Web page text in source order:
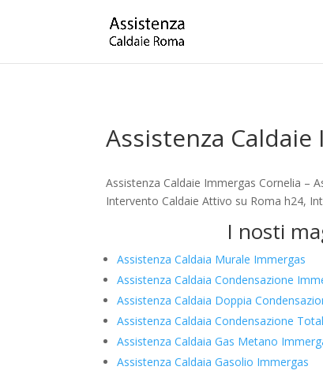
Assistenza
Assistenza Caldaie Immergas Cornelia –
Intervento Caldaie Attivo su Roma h24,
I nosti
Assistenza Caldaia Murale Immergas
Assistenza Caldaia Condensazione
Assistenza Caldaia Doppia
Assistenza Caldaia Condensazione
Assistenza Caldaia Gas Metano
Assistenza Caldaia Gasolio Immergas